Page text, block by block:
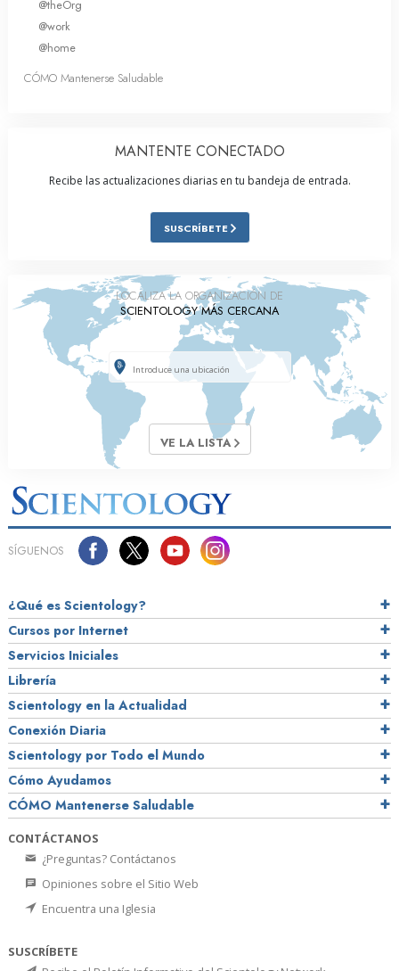
@theOrg
@work
@home
CÓMO Mantenerse Saludable
MANTENTE CONECTADO
Recibe las actualizaciones diarias en tu bandeja de entrada.
SUSCRÍBETE
LOCALIZA LA ORGANIZACIÓN DE
SCIENTOLOGY MÁS CERCANA
VE LA LISTA
SÍGUENOS
¿Qué es Scientology?
Cursos por Internet
Servicios Iniciales
Librería
Scientology en la Actualidad
Conexión Diaria
Scientology por Todo el Mundo
Cómo Ayudamos
CÓMO Mantenerse Saludable
CONTÁCTANOS
¿Preguntas? Contáctanos
Opiniones sobre el Sitio Web
Encuentra una Iglesia
SUSCRÍBETE